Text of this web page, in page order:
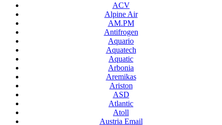
ACV
Alpine Air
AM.PM
Antifrogen
Aquario
Aquatech
Aquatic
Arbonia
Aremikas
Ariston
ASD
Atlantic
Atoll
Austria Email